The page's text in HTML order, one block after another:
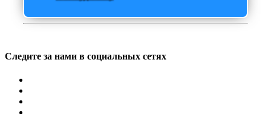
Следите за нами в социальных сетях